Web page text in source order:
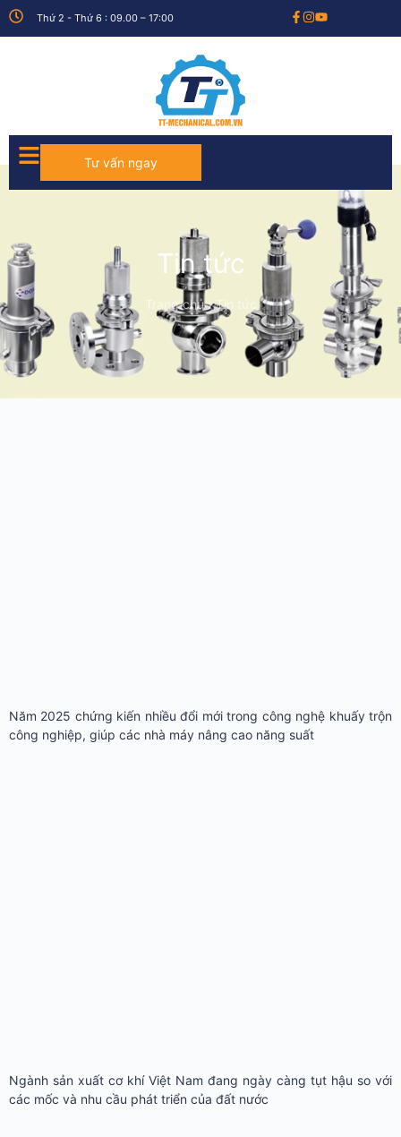
Thứ 2 - Thứ 6 : 09.00 – 17:00
Tư vấn ngay
Tin tức
Trang chủ›Tin tức